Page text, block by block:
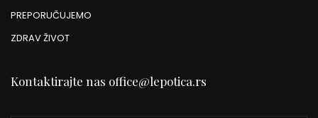
PREPORUČUJEMO
ZDRAV ŽIVOT
Kontaktirajte nas office@lepotica.rs